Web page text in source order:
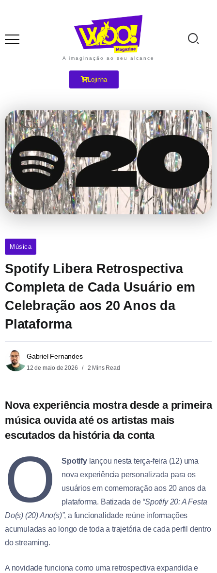
A imaginação ao seu alcance
Lojinha
Música
Spotify Libera Retrospectiva
Completa de Cada Usuário em
Celebração aos 20 Anos da
Plataforma
Gabriel Fernandes
12 de maio de 2026 2 Mins Read
Nova experiência mostra desde a primeira
música ouvida até os artistas mais
escutados da história da conta
O Spotifylançou nesta terça-feira (12) uma
nova experiência personalizada para os
usuários em comemoração aos 20 anos da
plataforma. Batizada de “Spotify 20: A Festa
Do(s) (20) Ano(s)”, a funcionalidade reúne informações
acumuladas ao longo de toda a trajetória de cada perfil dentro
do streaming.
A novidade funciona como uma retrospectiva expandida e